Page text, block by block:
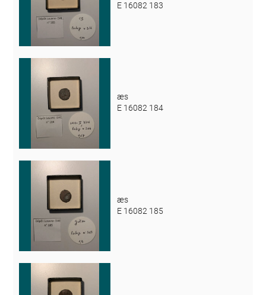
E 16082 183
æs
E 16082 184
æs
E 16082 185